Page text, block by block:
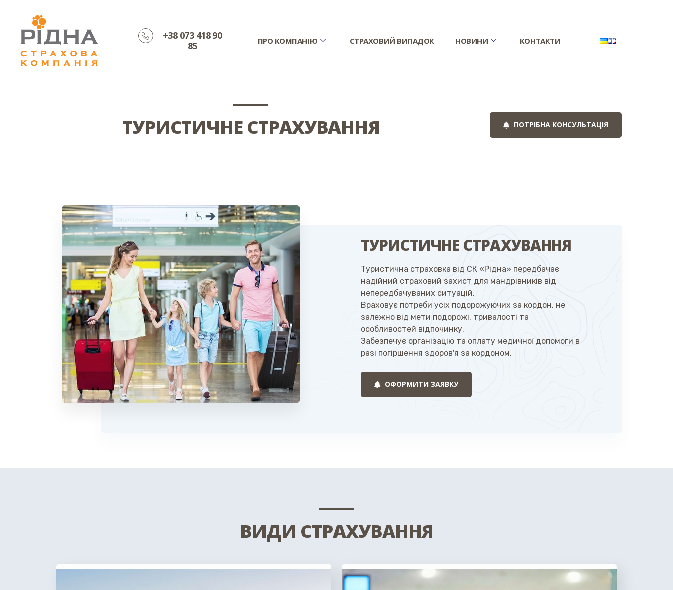
+38 073 418 90
85
ПРО КОМПАНІЮ СТРАХОВИЙ ВИПАДОК НОВИНИ КОНТАКТИ
ТУРИСТИЧНЕ СТРАХУВАННЯ ПОТРІБНА КОНСУЛЬТАЦІЯ
ТУРИСТИЧНЕ СТРАХУВАННЯ
Туристична страховка від СК «Рідна» передбачає
надійний страховий захист для мандрівників від
непередбачуваних ситуацій.
Враховує потреби усіх подорожуючих за кордон, не
залежно від мети подорожі, тривалості та
особливостей відпочинку.
Забезпечує організацію та оплату медичної допомоги в
разі погіршення здоров'я за кордоном.
ОФОРМИТИ ЗАЯВКУ
ВИДИ СТРАХУВАННЯ